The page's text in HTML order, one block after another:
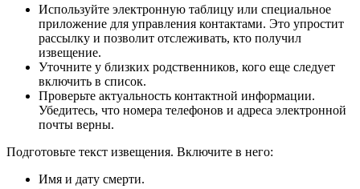
Используйте электронную таблицу или специальное
приложение для управления контактами. Это упростит
рассылку и позволит отслеживать, кто получил
извещение.
Уточните у близких родственников, кого еще следует
включить в список.
Проверьте актуальность контактной информации.
Убедитесь, что номера телефонов и адреса электронной
почты верны.
Подготовьте текст извещения. Включите в него:
Имя и дату смерти.